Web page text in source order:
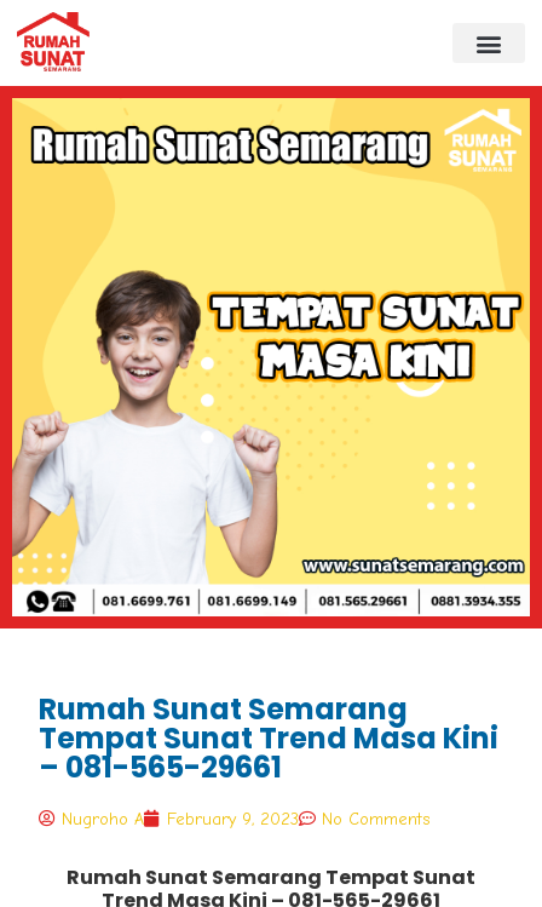
Rumah Sunat Semarang
Tempat Sunat Trend Masa Kini
– 081-565-29661
Nugroho A February 9, 2023 No Comments
Rumah Sunat Semarang Tempat Sunat
Trend Masa Kini – 081-565-29661